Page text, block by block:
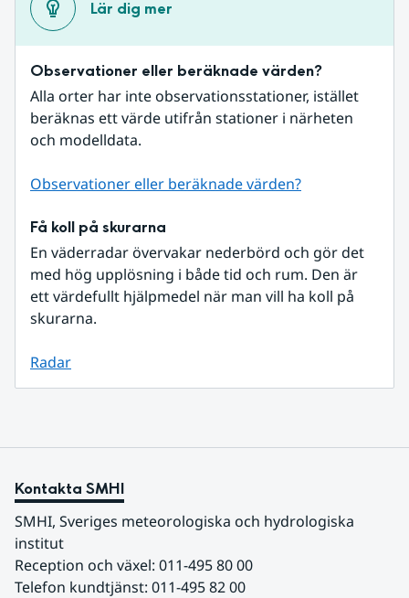
Lär dig mer
Observationer eller beräknade värden?
Alla orter har inte observationsstationer, istället
beräknas ett värde utifrån stationer i närheten
och modelldata.
Observationer eller beräknade värden?
Få koll på skurarna
En väderradar övervakar nederbörd och gör det
med hög upplösning i både tid och rum. Den är
ett värdefullt hjälpmedel när man vill ha koll på
skurarna.
Radar
Kontakta SMHI
SMHI, Sveriges meteorologiska och hydrologiska
institut
Reception och växel: 011-495 80 00
Telefon kundtjänst: 011-495 82 00